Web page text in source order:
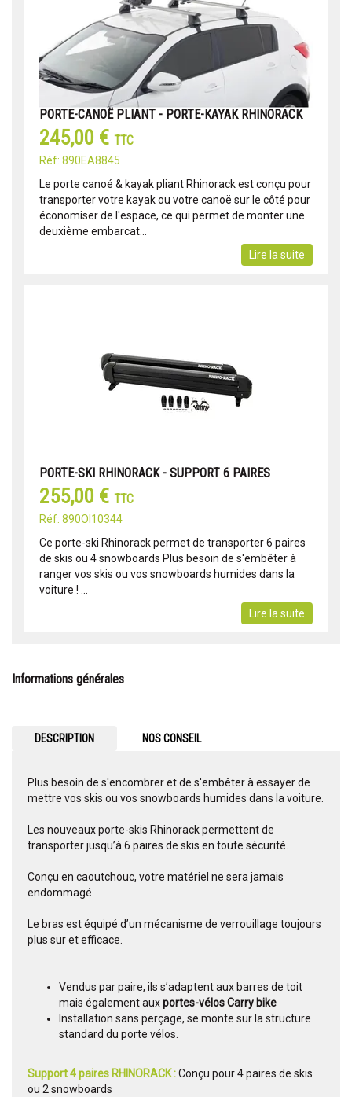
PORTE-CANOË PLIANT - PORTE-KAYAK RHINORACK
245,00 € TTC
Réf: 890EA8845
Le porte canoé & kayak pliant Rhinorack est conçu pour
transporter votre kayak ou votre canoë sur le côté pour
économiser de l'espace, ce qui permet de monter une
deuxième embarcat...
Lire la suite
PORTE-SKI RHINORACK - SUPPORT 6 PAIRES
255,00 € TTC
Réf: 890OI10344
Ce porte-ski Rhinorack permet de transporter 6 paires
de skis ou 4 snowboards Plus besoin de s'embêter à
ranger vos skis ou vos snowboards humides dans la
voiture ! ...
Lire la suite
Informations générales
DESCRIPTION NOS CONSEIL
Plus besoin de s'encombrer et de s'embêter à essayer de
mettre vos skis ou vos snowboards humides dans la voiture.
Les nouveaux porte-skis Rhinorack permettent de
transporter jusqu’à 6 paires de skis en toute sécurité.
Conçu en caoutchouc, votre matériel ne sera jamais
endommagé.
Le bras est équipé d’un mécanisme de verrouillage toujours
plus sur et efficace.
Vendus par paire, ils s’adaptent aux barres de toit
mais également auxportes-vélos Carry bike
Installation sans perçage, se monte sur la structure
standard du porte vélos.
Support 4 paires RHINORACK :Conçu pour 4 paires de skis
ou 2 snowboards